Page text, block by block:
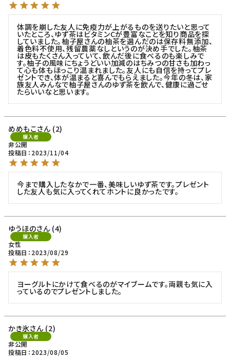
体調を崩した友人に免疫力が上がるものを送りたいと思って
いたところ、ゆず茶はビタミンCが豊富なことを知り商品を探
していました。柚子屋さんの柚茶を選んだのは保存料無添加、
着色料不使用、残留農薬なしというのが決め手でした。柚茶
は皮もたくさん入っていて、飲んだ後に食べるのも楽しみで
す。柚子の風味にちょうどいい加減のはちみつの甘さも加わっ
て心も体もほっこり温まれました。友人にも自信を持ってプレ
ゼントでき、体が温まると喜んでもらえました。今年の冬は、家
族友人みんなで柚子屋さんのゆず茶を飲んで、健康に過ごせ
たらいいなと思います。
めめもこ 2
購入者
非公開
投稿日
2023/11/04
今まで購入したなかで一番、美味しいゆず茶です。プレゼント
した友人も気に入ってくれてホントに良かったです。
ゆうほの 4
購入者
女性
投稿日
2023/08/29
ヨーグルトにかけて食べるのがマイブームです。両親も気に入
っているのでプレゼントしました。
かき氷 2
購入者
非公開
投稿日
2023/08/05